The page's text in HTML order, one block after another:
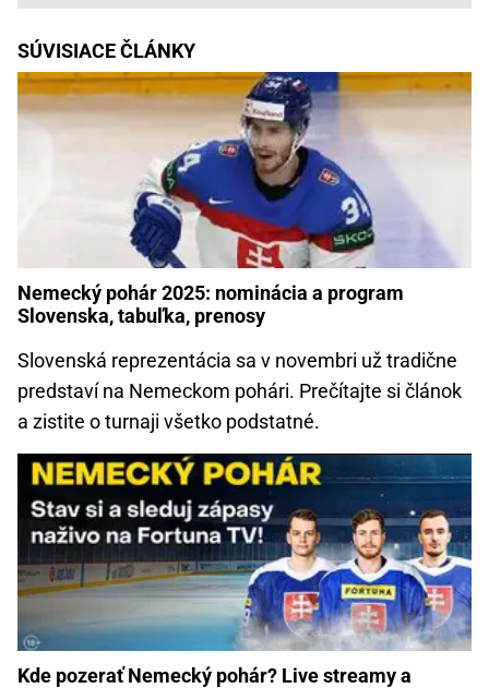
SÚVISIACE ČLÁNKY
Nemecký pohár 2025: nominácia a program
Slovenska, tabuľka, prenosy
Slovenská reprezentácia sa v novembri už tradične
predstaví na Nemeckom pohári. Prečítajte si článok
a zistite o turnaji všetko podstatné.
Kde pozerať Nemecký pohár? Live streamy a